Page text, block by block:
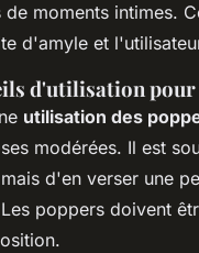
de moments intimes.
d'amyle et
d'utilisation pour
utilisation des
modérées. Il est
d'en verser une
poppers doivent